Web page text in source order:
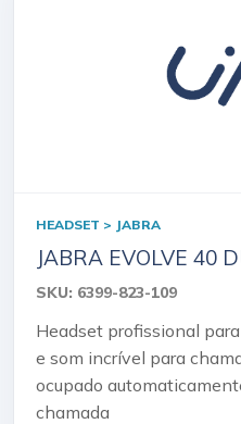
HEADSET > JABRA
JABRA EVOLVE 40
SKU: 6399-823-109
Headset profissional
e som incrível para
ocupado
chamada